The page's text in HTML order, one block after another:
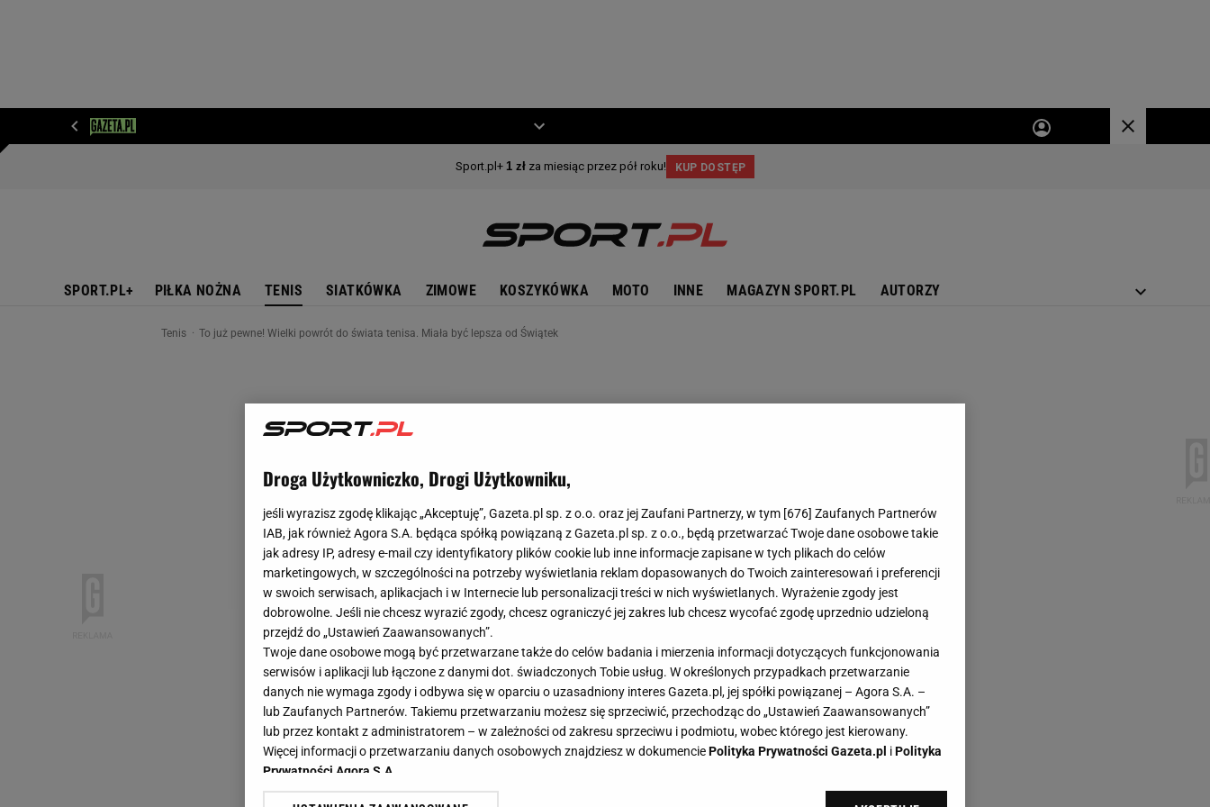
SPORT.PL+ PIŁKA NOŻNA TENIS SIATKÓWKA ZIMOWE KOSZYKÓWKA MOTO INNE MAGAZYN SPORT.PL AUTORZY
Tenis To już pewne! Wielki powrót do świata tenisa. Miała być lepsza od Świątek
Droga Użytkowniczko, Drogi Użytkowniku,
jeśli wyrazisz zgodę klikając „Akceptuję”, Gazeta.pl sp. z o.o. oraz jej Zaufani Partnerzy, w tym [676] Zaufanych Partnerów
IAB, jak również Agora S.A. będąca spółką powiązaną z Gazeta.pl sp. z o.o., będą przetwarzać Twoje dane osobowe takie
jak adresy IP, adresy e-mail czy identyfikatory plików cookie lub inne informacje zapisane w tych plikach do celów
marketingowych, w szczególności na potrzeby wyświetlania reklam dopasowanych do Twoich zainteresowań i preferencji
w swoich serwisach, aplikacjach i w Internecie lub personalizacji treści w nich wyświetlanych. Wyrażenie zgody jest
dobrowolne. Jeśli nie chcesz wyrazić zgody, chcesz ograniczyć jej zakres lub chcesz wycofać zgodę uprzednio udzieloną
przejdź do „Ustawień Zaawansowanych”.
Twoje dane osobowe mogą być przetwarzane także do celów badania i mierzenia informacji dotyczących funkcjonowania
serwisów i aplikacji lub łączone z danymi dot. świadczonych Tobie usług. W określonych przypadkach przetwarzanie
danych nie wymaga zgody i odbywa się w oparciu o uzasadniony interes Gazeta.pl, jej spółki powiązanej – Agora S.A. –
lub Zaufanych Partnerów. Takiemu przetwarzaniu możesz się sprzeciwić, przechodząc do „Ustawień Zaawansowanych”
lub przez kontakt z administratorem – w zależności od zakresu sprzeciwu i podmiotu, wobec którego jest kierowany.
Więcej informacji o przetwarzaniu danych osobowych znajdziesz w dokumenciePolityka Prywatności Gazeta.pl iPolityka
Prywatności Agora S.A.